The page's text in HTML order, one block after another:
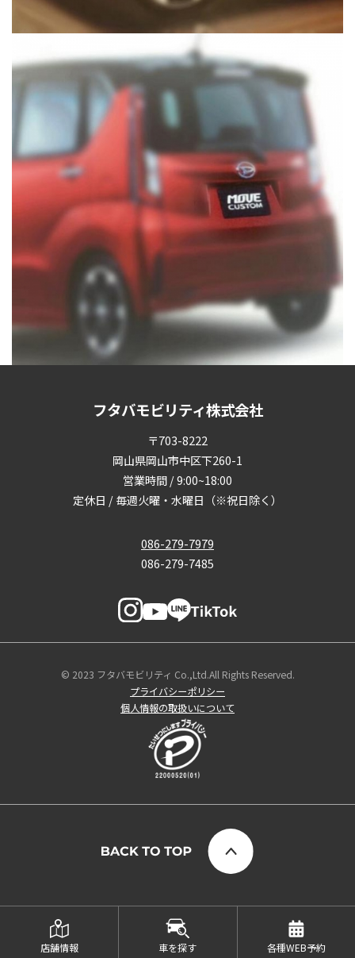
フタバモビリティ株式会社
〒703-8222
岡山県岡山市中区下260-1
営業時間 / 9:00~18:00
定休日 / 毎週火曜・水曜日（※祝日除く）
086-279-7979
086-279-7485
© 2023 フタバモビリティ Co.,Ltd.All Rights Reserved.
プライバシーポリシー
個人情報の取扱いについて
店舗情報 車を探す 各種WEB予約